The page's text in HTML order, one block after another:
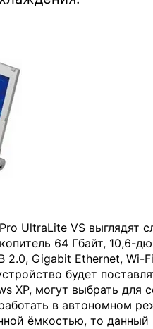
UltraLite VS выглядят
64 Гбайт, 10,6-
Gigabit Ethernet, Wi-
будет
XP, могут выбрать для
в автономном
ёмкостью, то данный